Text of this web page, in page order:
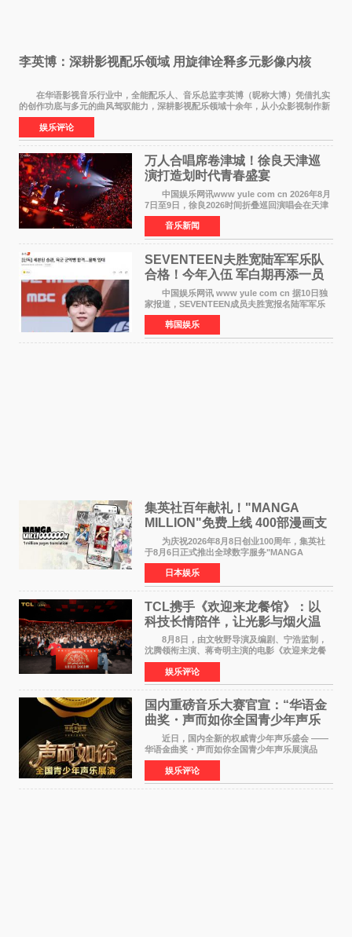
李英博：深耕影视配乐领域 用旋律诠释多元影像内核
在华语影视音乐行业中，全能配乐人、音乐总监李英博（昵称大博）凭借扎实
的创作功底与多元的曲风驾驭能力，深耕影视配乐领域十余年，从小众影视制作新
人成长为横跨主旋律电影、动画番剧、网剧
娱乐评论
万人合唱席卷津城！徐良天津巡
演打造划时代青春盛宴
中国娱乐网讯www yule com cn 2026年8月
7日至9日，徐良2026时间折叠巡回演唱会在天津
连续举办三场演出。整场演出凭借扎实的音乐内
容、有温度的舞台叙事与充满巧思的现场设计，
为天津本地及专
音乐新闻
SEVENTEEN夫胜宽陆军军乐队
合格！今年入伍 军白期再添一员
中国娱乐网讯 www yule com cn 据10日独
家报道，SEVENTEEN成员夫胜宽报名陆军军乐
队并合格，预计将于今年入伍，成为组合中又一
位履行国防义务的成员。 目前SEVENTEEN
正全面进入军白期—
韩国娱乐
集英社百年献礼！"MANGA
MILLION"免费上线 400部漫画支
援逾百种语言
为庆祝2026年8月8日创业100周年，集英社
于8月6日正式推出全球数字服务"MANGA
MILLION"，无需注册即可免费阅读近400部漫画
作品，总量达100万页，翻译成100多种语言面向
全球读者开放。该服务预
日本娱乐
TCL携手《欢迎来龙餐馆》：以
科技长情陪伴，让光影与烟火温
暖生活
8月8日，由文牧野导演及编剧、宁浩监制，
沈腾领衔主演、蒋奇明主演的电影《欢迎来龙餐
馆》在上海超前点映，主创团队携影片亮相与观
众提前见面。TCL作为本片独家合作伙伴，在路
演现场设置品牌互
娱乐评论
国内重磅音乐大赛官宣：“华语金
曲奖・声而如你全国青少年声乐
展演” 正式启幕，阿沁出任明星总
评审
近日，国内全新的权威青少年声乐盛会 ——
华语金曲奖・声而如你全国青少年声乐展演品
牌，在湖南长沙隆重举行官宣，国内又一高规格
青少年声乐赛事全面启航。 本赛事由寰宇声
扬联合华语金曲
娱乐评论